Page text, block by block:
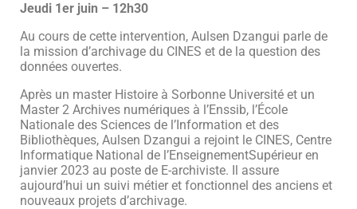
Jeudi 1er juin – 12h30
Au cours de cette intervention, Aulsen Dzangui parle de
la mission d’archivage du CINES et de la question des
données ouvertes.
Après un master Histoire à Sorbonne Université et un
Master 2 Archives numériques à l’Enssib, l’École
Nationale des Sciences de l’Information et des
Bibliothèques, Aulsen Dzangui a rejoint le CINES, Centre
Informatique National de l’EnseignementSupérieur en
janvier 2023 au poste de E-archiviste. Il assure
aujourd’hui un suivi métier et fonctionnel des anciens et
nouveaux projets d’archivage.